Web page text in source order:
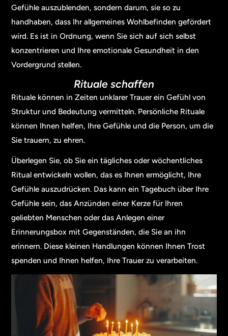
Gefühle auszublenden, sondern darum, sie so zu
handhaben, dass Ihr allgemeines Wohlbefinden gefördert
wird. Es ist in Ordnung, wenn Sie sich auf sich selbst
konzentrieren und Ihre emotionale Gesundheit in den
Vordergrund stellen.
Rituale schaffen
Rituale können in Zeiten unklarer Trauer ein Gefühl von
Struktur und Bedeutung vermitteln. Persönliche Rituale
können Ihnen helfen, Ihre Gefühle und die Person, um die
Sie trauern, zu ehren.
Überlegen Sie, ob Sie ein tägliches oder wöchentliches
Ritual entwickeln wollen, das es Ihnen ermöglicht, Ihre
Gefühle auszudrücken. Das kann ein Tagebuch über Ihre
Gefühle sein, das Anzünden einer Kerze für Ihren
geliebten Menschen oder das Anlegen einer
Erinnerungsbox mit Gegenständen, die Sie an ihn
erinnern. Diese kleinen Handlungen können Ihnen Trost
spenden und Ihnen helfen, Ihre Trauer zu verarbeiten.